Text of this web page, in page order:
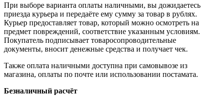
При выборе варианта оплаты наличными, вы дожидаетесь
приезда курьера и передаёте ему сумму за товар в рублях.
Курьер предоставляет товар, который можно осмотреть на
предмет повреждений, соответствие указанным условиям.
Покупатель подписывает товаросопроводительные
документы, вносит денежные средства и получает чек.
Также оплата наличными доступна при самовывозе из
магазина, оплаты по почте или использовании постамата.
Безналичный расчёт